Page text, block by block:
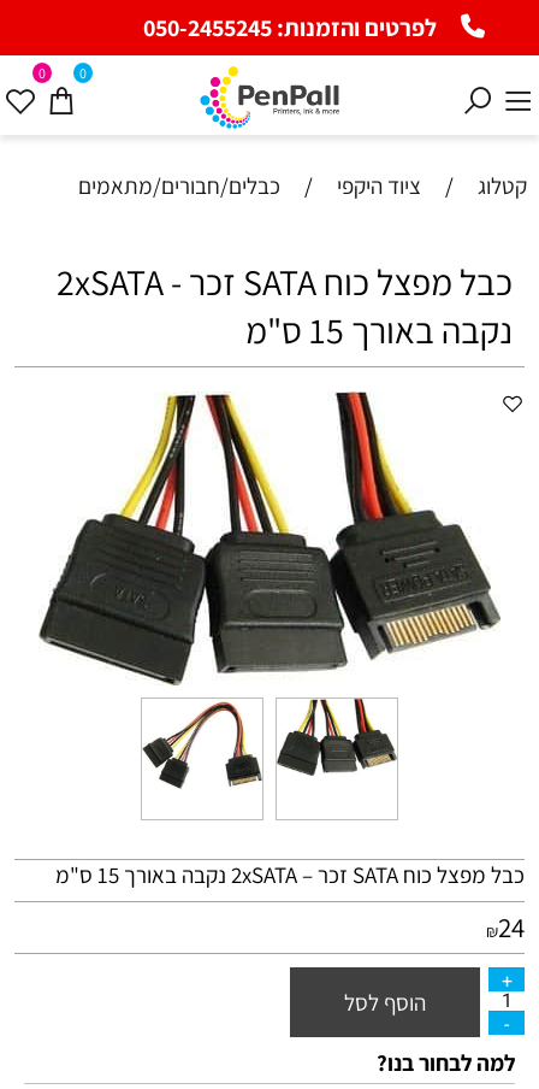
לפרטים והזמנות:050-2455245
0 0
קטלוג / ציוד היקפי / כבלים/חבורים/מתאמים
כבל מפצל כוח SATA זכר - 2xSATA
נקבה באורך 15 ס"מ
כבל מפצל כוח SATA זכר – 2xSATA נקבה באורך 15 ס"מ
₪24
הוסף לסל
למה לבחור בנו?